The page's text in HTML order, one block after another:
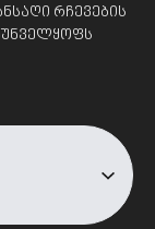
რჩევების